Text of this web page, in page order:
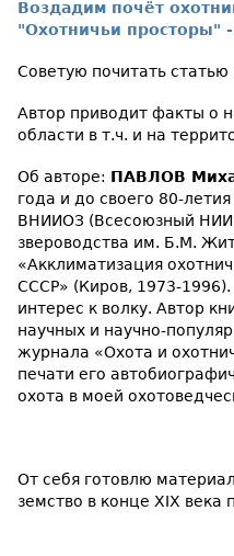
Воздадим почёт
"Охотничьи
Советую почитать
Автор приводит факты о
области в т.ч. и на
Об авторе: ПАВЛОВ
года и до своего 80-
ВНИИОЗ (Всесоюзный НИИ
звероводства им. Б.М.
«Акклиматизация
СССР» (Киров, 1973-
интерес к волку. Автор
научных и научно-
журнала «Охота и
печати его
охота в моей
От себя готовлю
земство в конце ХIХ века